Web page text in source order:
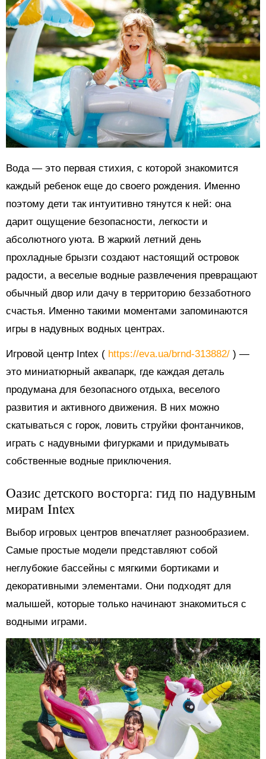
Вода — это первая стихия, с которой знакомится
каждый ребенок еще до своего рождения. Именно
поэтому дети так интуитивно тянутся к ней: она
дарит ощущение безопасности, легкости и
абсолютного уюта. В жаркий летний день
прохладные брызги создают настоящий островок
радости, а веселые водные развлечения превращают
обычный двор или дачу в территорию беззаботного
счастья. Именно такими моментами запоминаются
игры в надувных водных центрах.
Игровой центр Intex ( https://eva.ua/brnd-313882/ ) —
это миниатюрный аквапарк, где каждая деталь
продумана для безопасного отдыха, веселого
развития и активного движения. В них можно
скатываться с горок, ловить струйки фонтанчиков,
играть с надувными фигурками и придумывать
собственные водные приключения.
Оазис детского восторга: гид по надувным
мирам Intex
Выбор игровых центров впечатляет разнообразием.
Самые простые модели представляют собой
неглубокие бассейны с мягкими бортиками и
декоративными элементами. Они подходят для
малышей, которые только начинают знакомиться с
водными играми.